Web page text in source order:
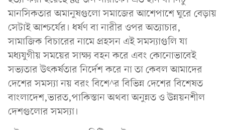
মানসিকতার অমানুষগুলো সমাজের আশেপাশে ঘুরে বেড়ায়
সেটাই আশ্চর্যের। ধর্ষণ বা নারীর ওপর অত্যাচার,
সামাজিক বিচারের নামে প্রহসন এই সমস্যাগুলি যা
মধ্যযুগীয় সময়ের সাক্ষ্য বহন করে এবং কোনোভাবেই
সভ্যতার উৎকর্ষতার নির্দেশ করে না তা কেবল আমাদের
দেশের সমস্যা নয় বরং বিশে^র বিভিন্ন দেশের বিশেষত
বাংলাদেশ,ভারত,পাকিস্তান অথবা অনুন্নত ও উন্নয়নশীল
দেশগুলোর সমস্যা।